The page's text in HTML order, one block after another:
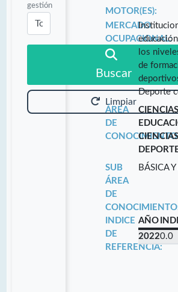
gestión
Buscar
Limpiar
MOTOR(ES):
MERCADO
OCUPACIONAL:
los
de
Deporte
ÁREA
DE
SUB
ÁREA
DE
BÁSICA
INDICE
DE
REFERENCIA:
AÑO
20220.0